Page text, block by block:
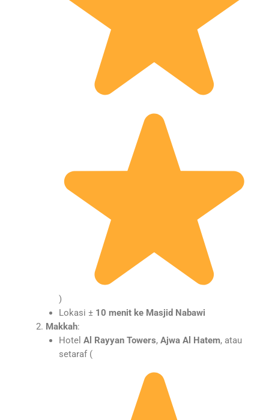
)
Lokasi ± 10 menit ke Masjid Nabawi
Makkah:
HotelAl Rayyan Towers,Ajwa Al Hatem, atau
setaraf (